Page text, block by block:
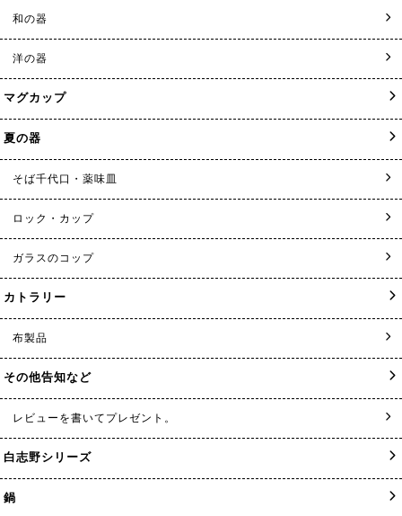
和の器
洋の器
マグカップ
夏の器
そば千代口・薬味皿
ロック・カップ
ガラスのコップ
カトラリー
布製品
その他告知など
レビューを書いてプレゼント。
白志野シリーズ
鍋